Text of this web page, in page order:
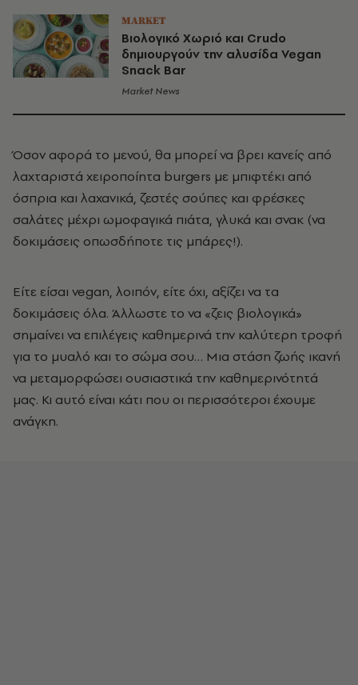
MARKET
Βιολογικό Χωριό και Crudo
δημιουργούν την αλυσίδα Vegan
Snack Bar
Market News
Όσον αφορά το μενού, θα μπορεί να βρει κανείς από
λαχταριστά χειροποίητα burgers με μπιφτέκι από
όσπρια και λαχανικά, ζεστές σούπες και φρέσκες
σαλάτες μέχρι ωμοφαγικά πιάτα, γλυκά και σνακ (να
δοκιμάσεις οπωσδήποτε τις μπάρες!).
Είτε είσαι vegan, λοιπόν, είτε όχι, αξίζει να τα
δοκιμάσεις όλα. Άλλωστε το να «ζεις βιολογικά»
σημαίνει να επιλέγεις καθημερινά την καλύτερη τροφή
για το μυαλό και το σώμα σου… Μια στάση ζωής ικανή
να μεταμορφώσει ουσιαστικά την καθημερινότητά
μας. Κι αυτό είναι κάτι που οι περισσότεροι έχουμε
ανάγκη.